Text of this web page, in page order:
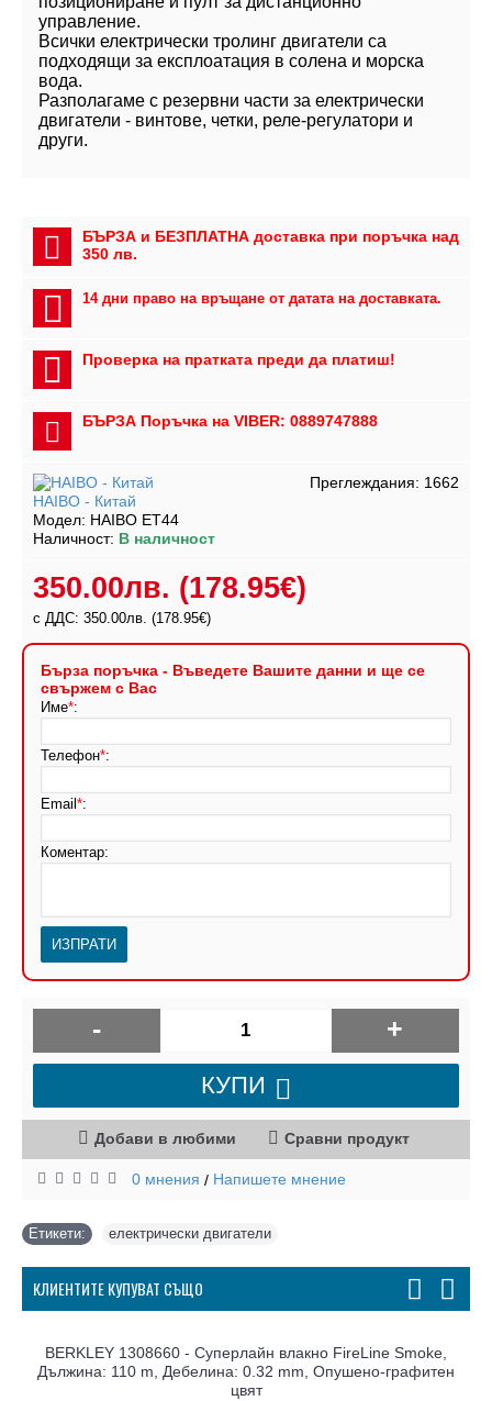
управление.
Всички електрически тролинг двигатели са
подходящи за експлоатация в солена и морска
вода.
Разполагаме с резервни части за електрически
двигатели - винтове, четки, реле-регулатори и
други.
БЪРЗА и БЕЗПЛАТНА доставка при поръчка над
350 лв.
14 дни право на връщане от датата на доставката.
Проверка на пратката преди да платиш!
БЪРЗА Поръчка на VIBER: 0889747888
Преглеждания: 1662
HAIBO - Китай
Модел: HAIBO ET44
Наличност: В наличност
350.00лв. (178.95€)
с ДДС: 350.00лв. (178.95€)
Бърза поръчка - Въведете Вашите данни и ще се
свържем с Вас
Име*:
Телефон*:
Email *:
Коментар:
- +
КУПИ
Добави в любими Сравни продукт
0 мнения / Напишете мнение
Етикети: електрически двигатели
КЛИЕНТИТЕ КУПУВАТ СЪЩО
BERKLEY 1308660 - Суперлайн влакно FireLine Smoke,
Дължина: 110 m, Дебелина: 0.32 mm, Опушено-графитен
цвят